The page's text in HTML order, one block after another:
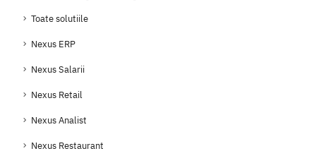
Toate solutiile
Nexus ERP
Nexus Salarii
Nexus Retail
Nexus Analist
Nexus Restaurant